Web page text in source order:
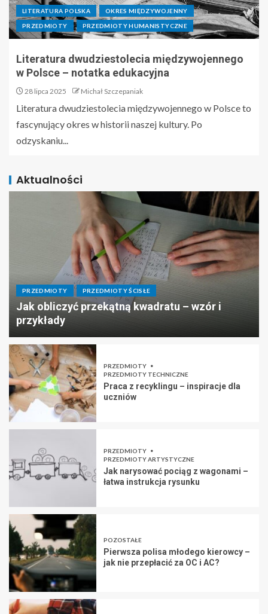
LITERATURA POLSKA OKRES MIĘDZYWOJENNY
PRZEDMIOTY PRZEDMIOTY HUMANISTYCZNE
Literatura dwudziestolecia międzywojennego
w Polsce – notatka edukacyjna
28 lipca 2025 Michał Szczepaniak
Literatura dwudziestolecia międzywojennego w Polsce to
fascynujący okres w historii naszej kultury. Po
odzyskaniu...
Aktualności
PRZEDMIOTY PRZEDMIOTY ŚCISŁE
Jak obliczyć przekątną kwadratu – wzór i
przykłady
PRZEDMIOTY
PRZEDMIOTY TECHNICZNE
Praca z recyklingu – inspiracje dla
uczniów
PRZEDMIOTY
PRZEDMIOTY ARTYSTYCZNE
Jak narysować pociąg z wagonami –
łatwa instrukcja rysunku
POZOSTAŁE
Pierwsza polisa młodego kierowcy –
jak nie przepłacić za OC i AC?